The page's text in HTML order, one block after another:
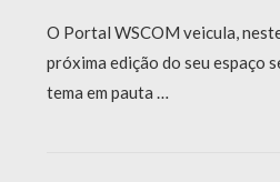
O Portal WSCOM veicula,
próxima edição do seu espaço
tema em pauta …